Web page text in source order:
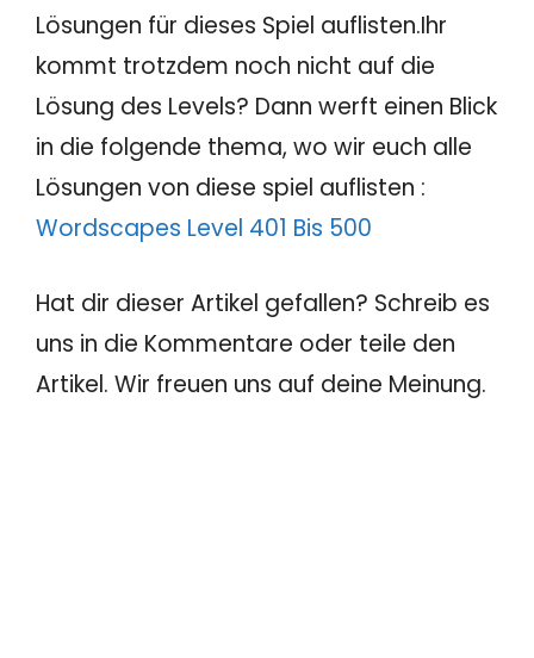
Lösungen für dieses Spiel auflisten.Ihr
kommt trotzdem noch nicht auf die
Lösung des Levels? Dann werft einen Blick
in die folgende thema, wo wir euch alle
Lösungen von diese spiel auflisten :
Wordscapes Level 401 Bis 500
Hat dir dieser Artikel gefallen? Schreib es
uns in die Kommentare oder teile den
Artikel. Wir freuen uns auf deine Meinung.